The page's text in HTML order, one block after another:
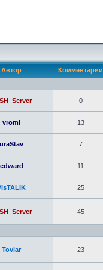
Автор Комментарии
0
vromi 13
uraStav 7
edward 11
25
45
Toviar 23